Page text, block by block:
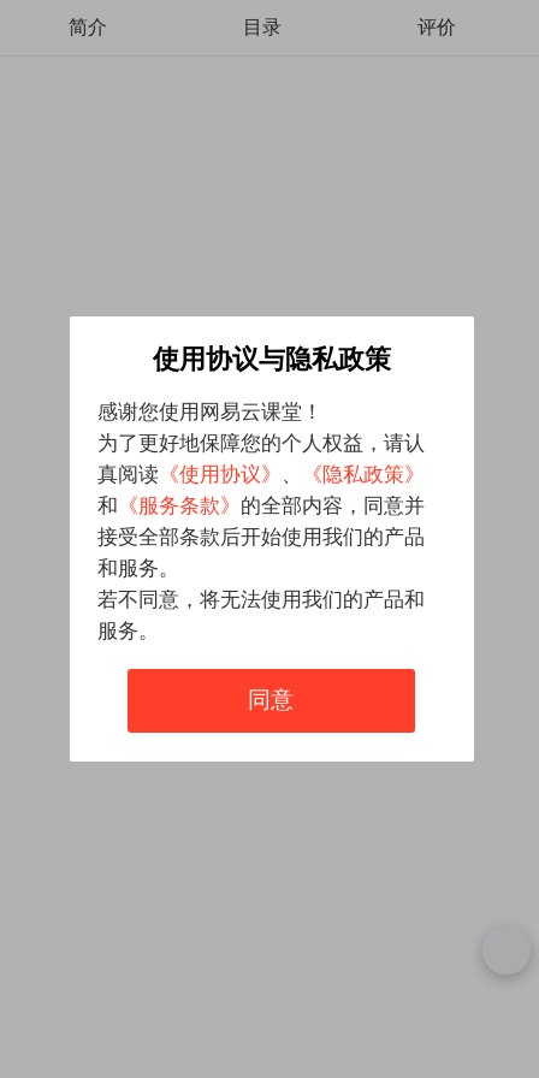
简介 目录 评价
使用协议与隐私政策
感谢您使用网易云课堂！
为了更好地保障您的个人权益，请认
真阅读 《使用协议》 、
《隐私政策》
和 《服务条款》 的全部内容，同意并
接受全部条款后开始使用我们的产品
和服务。
若不同意，将无法使用我们的产品和
服务。
同意